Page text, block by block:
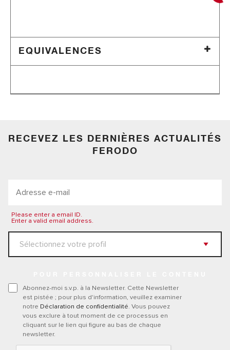
EQUIVALENCES
RECEVEZ LES DERNIÈRES ACTUALITÉS
FERODO
Please enter a email ID.
Enter a valid email address.
Abonnez-moi s.v.p. à la Newsletter. Cette Newsletter
est pistée ; pour plus d'information, veuillez examiner
notre Déclaration de confidentialité. Vous pouvez
vous exclure à tout moment de ce processus en
cliquant sur le lien qui figure au bas de chaque
newsletter.